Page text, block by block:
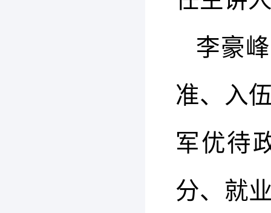
李豪
准、入
军优待
分、就